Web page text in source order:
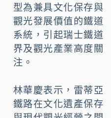
型為兼具文化保存與
觀光發展價值的鐵道
系統，引起瑞士鐵道
界及觀光產業高度關
注。
林華慶表示，雷蒂亞
鐵路在文化遺產保存